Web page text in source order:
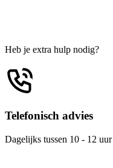
Heb je extra hulp nodig?
Telefonisch advies
Dagelijks tussen 10 - 12 uur